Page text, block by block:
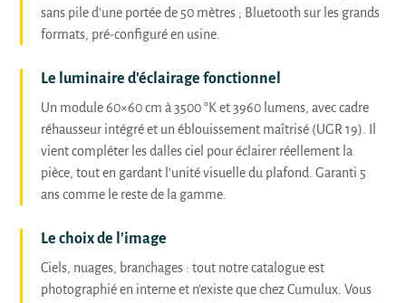
sans pile d'une portée de 50 mètres ; Bluetooth sur les grands
formats, pré-configuré en usine.
Le luminaire d'éclairage fonctionnel
Un module 60×60 cm à 3500 °K et 3960 lumens, avec cadre
réhausseur intégré et un éblouissement maîtrisé (UGR 19). Il
vient compléter les dalles ciel pour éclairer réellement la
pièce, tout en gardant l'unité visuelle du plafond. Garanti 5
ans comme le reste de la gamme.
Le choix de l'image
Ciels, nuages, branchages : tout notre catalogue est
photographié en interne et n'existe que chez Cumulux. Vous